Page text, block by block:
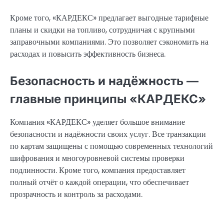
Кроме того, «КАРДЕКС» предлагает выгодные тарифные
планы и скидки на топливо, сотрудничая с крупными
заправочными компаниями. Это позволяет сэкономить на
расходах и повысить эффективность бизнеса.
Безопасность и надёжность —
главные принципы «КАРДЕКС»
Компания «КАРДЕКС» уделяет большое внимание
безопасности и надёжности своих услуг. Все транзакции
по картам защищены с помощью современных технологий
шифрования и многоуровневой системы проверки
подлинности. Кроме того, компания предоставляет
полный отчёт о каждой операции, что обеспечивает
прозрачность и контроль за расходами.